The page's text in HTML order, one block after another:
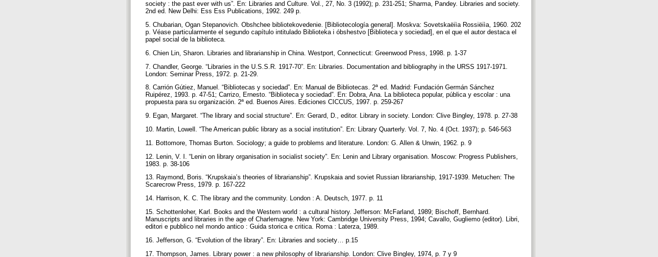
society : the past ever with us”. En: Libraries and Culture. Vol., 27, No. 3 (1992); p. 231-251; Sharma, Pandey. Libraries and society.
2nd ed. New Delhi: Ess Ess Publications, 1992. 249 p.
5. Chubarian, Ogan Stepanovich. Obshchee bibliotekovedenie. [Bibliotecología general]. Moskva: Sovetskaëiìa Rossiëiìa, 1960. 202
p. Véase particularmente el segundo capítulo intitulado Biblioteka i óbshestvo [Biblioteca y sociedad], en el que el autor destaca el
papel social de la biblioteca.
6. Chien Lin, Sharon. Libraries and librarianship in China. Westport, Connecticut: Greenwood Press, 1998. p. 1-37
7. Chandler, George. “Libraries in the U.S.S.R. 1917-70”. En: Libraries. Documentation and bibliography in the URSS 1917-1971.
London: Seminar Press, 1972. p. 21-29.
8. Carrión Gútiez, Manuel. “Bibliotecas y sociedad”. En: Manual de Bibliotecas. 2ª ed. Madrid: Fundación Germán Sánchez
Ruipérez, 1993. p. 47-51; Carrizo, Ernesto. “Biblioteca y sociedad”. En: Dobra, Ana. La biblioteca popular, pública y escolar : una
propuesta para su organización. 2ª ed. Buenos Aires. Ediciones CICCUS, 1997. p. 259-267
9. Egan, Margaret. “The library and social structure”. En: Gerard, D., editor. Library in society. London: Clive Bingley, 1978. p. 27-38
10. Martin, Lowell. “The American public library as a social institution”. En: Library Quarterly. Vol. 7, No. 4 (Oct. 1937); p. 546-563
11. Bottomore, Thomas Burton. Sociology; a guide to problems and literature. London: G. Allen & Unwin, 1962. p. 9
12. Lenin, V. I. “Lenin on library organisation in socialist society”. En: Lenin and Library organisation. Moscow: Progress Publishers,
1983. p. 38-106
13. Raymond, Boris. “Krupskaia’s theories of librarianship”. Krupskaia and soviet Russian librarianship, 1917-1939. Metuchen: The
Scarecrow Press, 1979. p. 167-222
14. Harrison, K. C. The library and the community. London : A. Deutsch, 1977. p. 11
15. Schottenloher, Karl. Books and the Western world : a cultural history. Jefferson: McFarland, 1989; Bischoff, Bernhard.
Manuscripts and libraries in the age of Charlemagne. New York: Cambridge University Press, 1994; Cavallo, Gugliemo (editor). Libri,
editori e pubblico nel mondo antico : Guida storica e critica. Roma : Laterza, 1989.
16. Jefferson, G. “Evolution of the library”. En: Libraries and society… p.15
17. Thompson, James. Library power : a new philosophy of librarianship. London: Clive Bingley, 1974, p. 7 y 9